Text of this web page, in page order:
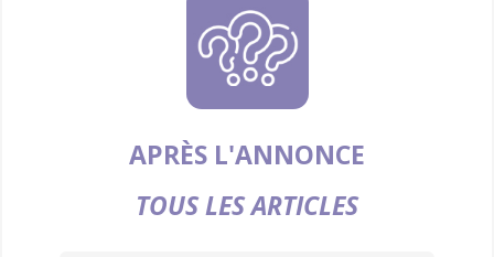
APRÈS L'ANNONCE
TOUS LES ARTICLES